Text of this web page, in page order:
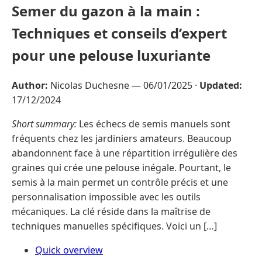
Semer du gazon à la main :
Techniques et conseils d’expert
pour une pelouse luxuriante
Author: Nicolas Duchesne —06/01/2025 · Updated:
17/12/2024
Short summary: Les échecs de semis manuels sont
fréquents chez les jardiniers amateurs. Beaucoup
abandonnent face à une répartition irrégulière des
graines qui crée une pelouse inégale. Pourtant, le
semis à la main permet un contrôle précis et une
personnalisation impossible avec les outils
mécaniques. La clé réside dans la maîtrise de
techniques manuelles spécifiques. Voici un […]
Quick overview